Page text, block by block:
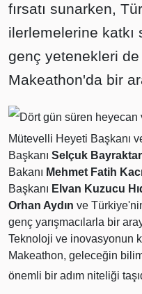
fırsatı sunarken,
ilerlemelerine katkı
genç yetenekleri de
Makeathon'da bir
Dört gün süren heyecan
Mütevelli Heyeti Başkanı
Başkanı Selçuk Bayraktar
Bakanı Mehmet Fatih
Başkanı Elvan Kuzucu
Orhan Aydın ve
genç yarışmacılarla bir
Teknoloji ve inovasyonun
Makeathon, geleceğin
önemli bir adım niteliği